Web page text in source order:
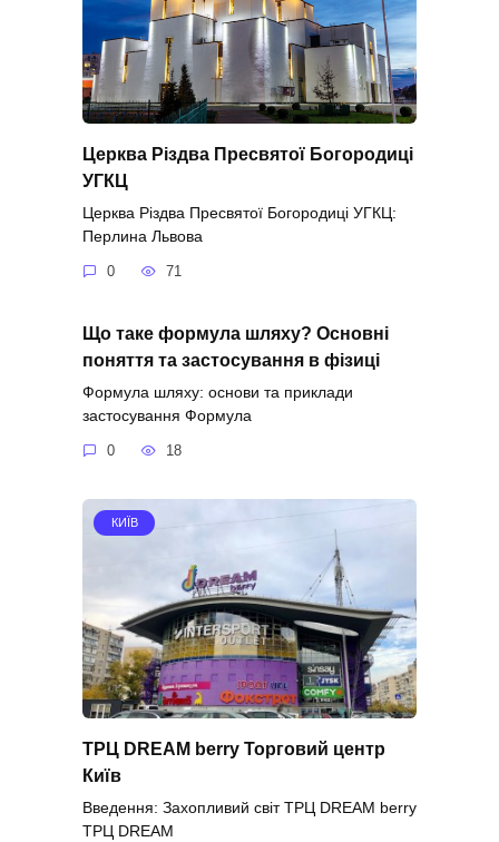
Церква Різдва Пресвятої Богородиці
УГКЦ
Церква Різдва Пресвятої Богородиці УГКЦ:
Перлина Львова
0 71
Що таке формула шляху? Основні
поняття та застосування в фізиці
Формула шляху: основи та приклади
застосування Формула
0 18
КИЇВ
ТРЦ DREAM berry Торговий центр
Київ
Введення: Захопливий світ ТРЦ DREAM berry
ТРЦ DREAM